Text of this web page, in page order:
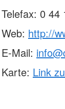
Telefax: 0 44
Web: http://
E-Mail:
Karte: Link